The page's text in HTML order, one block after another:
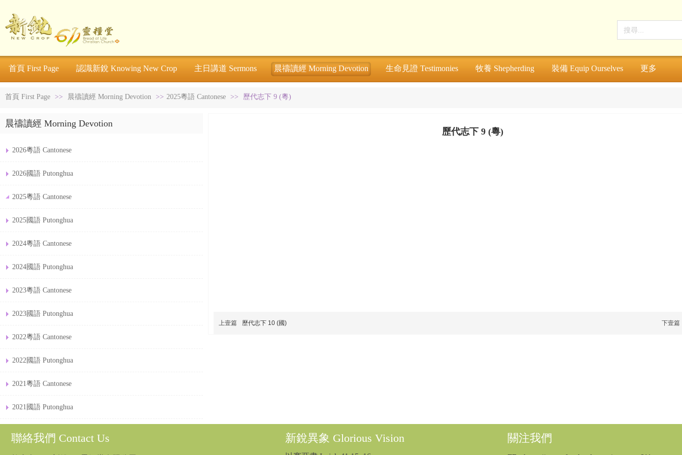
首頁 First Page 認識新銳 Knowing New Crop 主日講道 Sermons 晨禱讀經 Morning Devotion 生命見證 Testimonies 牧養 Shepherding 裝備 Equip Ourselves 更多
首頁 First Page >> 晨禱讀經 Morning Devotion >> 2025粵語 Cantonese >> 歷代志下 9 (粵)
晨禱讀經 Morning Devotion
2026粵語 Cantonese
2026國語 Putonghua
2025粵語 Cantonese
2025國語 Putonghua
2024粵語 Cantonese
2024國語 Putonghua
2023粵語 Cantonese
2023國語 Putonghua
2022粵語 Cantonese
2022國語 Putonghua
2021粵語 Cantonese
2021國語 Putonghua
歷代志下 9 (粵)
上壹篇 歷代志下 10 (國) 下壹篇
聯絡我們 Contact Us 新銳異象 Glorious Vision 關注我們